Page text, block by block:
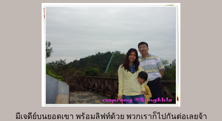
มีเจดีย์บนยอดเขา พร้อมลิฟท์ด้วย พวกเราก็ไปกันต่อเลยจ้า